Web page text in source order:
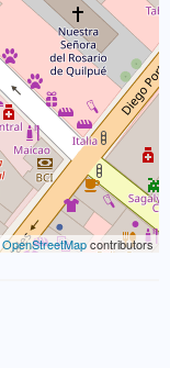
OpenStreetMapcontributors